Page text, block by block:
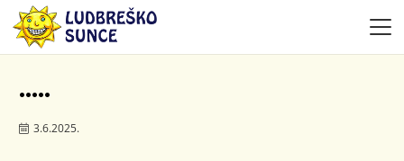
…..
3.6.2025.